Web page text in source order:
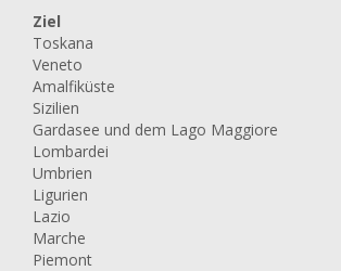
Ziel
Toskana
Veneto
Amalfiküste
Sizilien
Gardasee und dem Lago Maggiore
Lombardei
Umbrien
Ligurien
Lazio
Marche
Piemont